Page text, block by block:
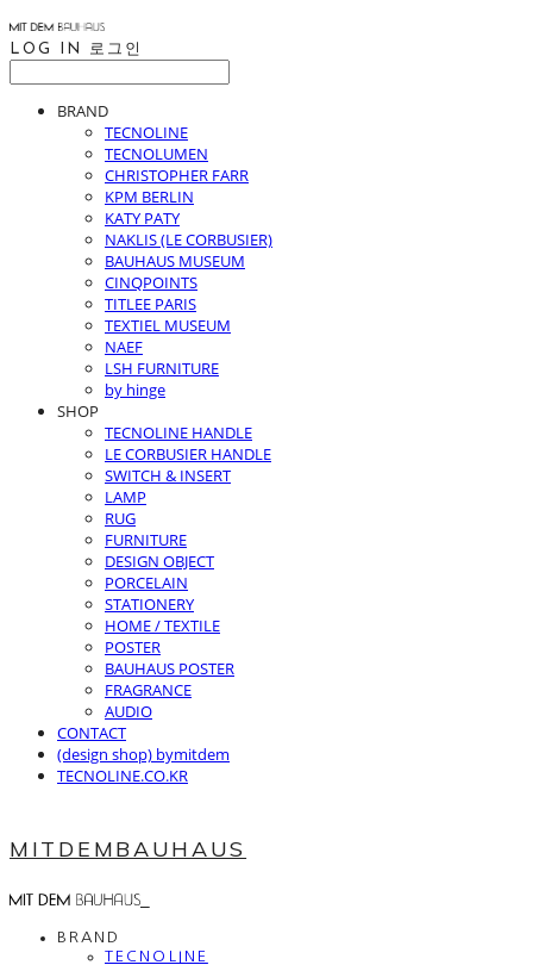
LOG IN 로그인
BRAND
TECNOLINE
TECNOLUMEN
CHRISTOPHER FARR
KPM BERLIN
KATY PATY
NAKLIS (LE CORBUSIER)
BAUHAUS MUSEUM
CINQPOINTS
TITLEE PARIS
TEXTIEL MUSEUM
NAEF
LSH FURNITURE
by hinge
SHOP
TECNOLINE HANDLE
LE CORBUSIER HANDLE
SWITCH & INSERT
LAMP
RUG
FURNITURE
DESIGN OBJECT
PORCELAIN
STATIONERY
HOME / TEXTILE
POSTER
BAUHAUS POSTER
FRAGRANCE
AUDIO
CONTACT
(design shop) bymitdem
TECNOLINE.CO.KR
MITDEMBAUHAUS
BRAND
TECNOLINE